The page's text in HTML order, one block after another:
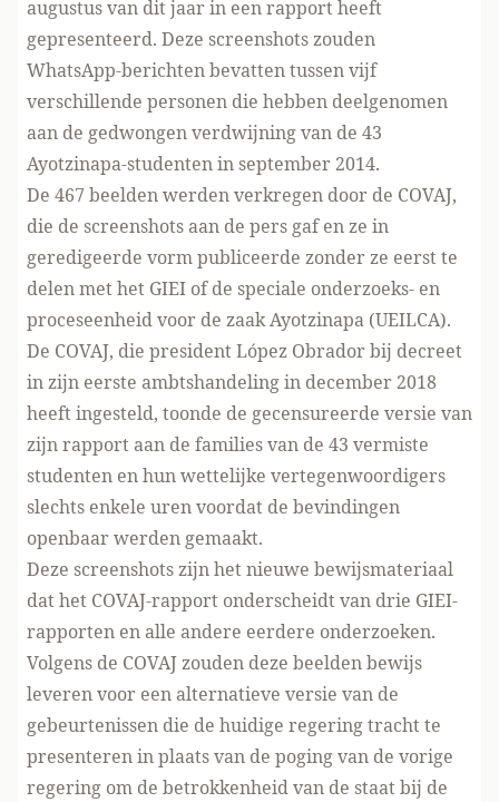
augustus van dit jaar in een rapport heeft
gepresenteerd. Deze screenshots zouden
WhatsApp-berichten bevatten tussen vijf
verschillende personen die hebben deelgenomen
aan de gedwongen verdwijning van de 43
Ayotzinapa-studenten in september 2014.
De 467 beelden werden verkregen door de COVAJ,
die de screenshots aan de pers gaf en ze in
geredigeerde vorm publiceerde zonder ze eerst te
delen met het GIEI of de speciale onderzoeks- en
proceseenheid voor de zaak Ayotzinapa (UEILCA).
De COVAJ, die president López Obrador bij decreet
in zijn eerste ambtshandeling in december 2018
heeft ingesteld, toonde de gecensureerde versie van
zijn rapport aan de families van de 43 vermiste
studenten en hun wettelijke vertegenwoordigers
slechts enkele uren voordat de bevindingen
openbaar werden gemaakt.
Deze screenshots zijn het nieuwe bewijsmateriaal
dat het COVAJ-rapport onderscheidt van drie GIEI-
rapporten en alle andere eerdere onderzoeken.
Volgens de COVAJ zouden deze beelden bewijs
leveren voor een alternatieve versie van de
gebeurtenissen die de huidige regering tracht te
presenteren in plaats van de poging van de vorige
regering om de betrokkenheid van de staat bij de